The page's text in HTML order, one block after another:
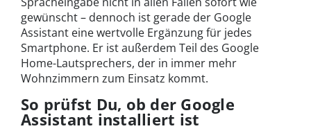
gewünscht – dennoch ist gerade der Google
Assistant eine wertvolle Ergänzung für jedes
Smartphone. Er ist außerdem Teil des Google
Home-Lautsprechers, der in immer mehr
Wohnzimmern zum Einsatz kommt.
So prüfst Du, ob der Google
Assistant installiert ist